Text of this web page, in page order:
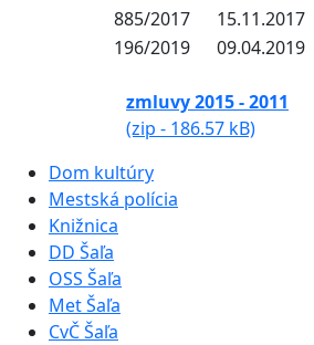
885/2017
15.11.2017
196/2019
09.04.2019
zmluvy 2015 - 2011
(zip - 186.57 kB)
Dom kultúry
Mestská polícia
Knižnica
DD Šaľa
OSS Šaľa
Met Šaľa
CvČ Šaľa